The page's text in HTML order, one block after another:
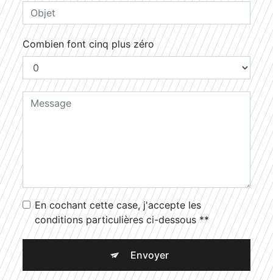
Combien font cinq plus zéro
En cochant cette case, j'accepte les
conditions particulières ci-dessous **
Envoyer